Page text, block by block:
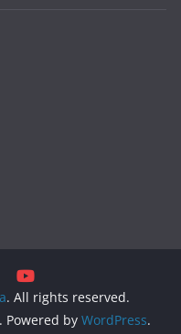
. All rights reserved.
Powered by WordPress.